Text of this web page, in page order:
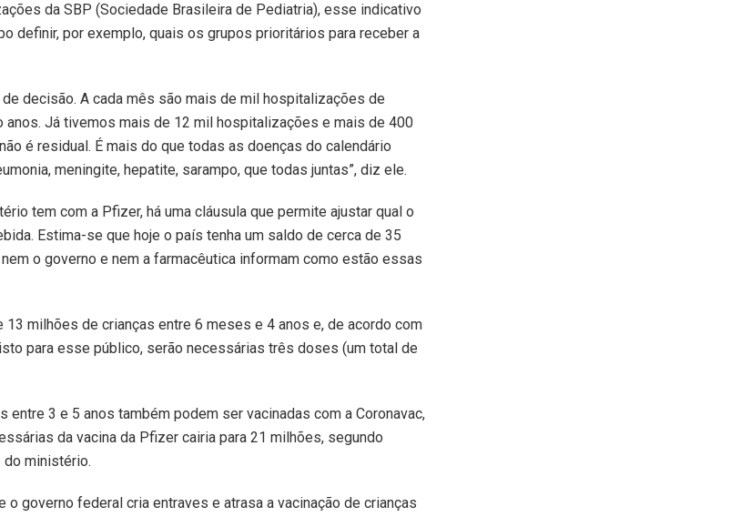
da SBP (Sociedade Brasileira de Pediatria), esse indicativo
definir, por exemplo, quais os grupos prioritários para receber a
de decisão. A cada mês são mais de mil hospitalizações de
anos. Já tivemos mais de 12 mil hospitalizações e mais de 400
é residual. É mais do que todas as doenças do calendário
meningite, hepatite, sarampo, que todas juntas”, diz ele.
tem com a Pfizer, há uma cláusula que permite ajustar qual o
Estima-se que hoje o país tenha um saldo de cerca de 35
o governo e nem a farmacêutica informam como estão essas
13 milhões de crianças entre 6 meses e 4 anos e, de acordo com
para esse público, serão necessárias três doses (um total de
entre 3 e 5 anos também podem ser vacinadas com a Coronavac,
da vacina da Pfizer cairia para 21 milhões, segundo
ministério.
o governo federal cria entraves e atrasa a vacinação de crianças